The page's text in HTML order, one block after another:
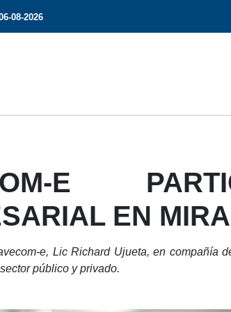
08-2026
E
EN
e, Lic Richard Ujueta, en compañía
público y privado.